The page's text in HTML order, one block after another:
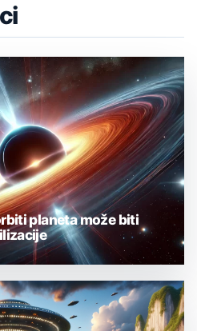
planeta može biti